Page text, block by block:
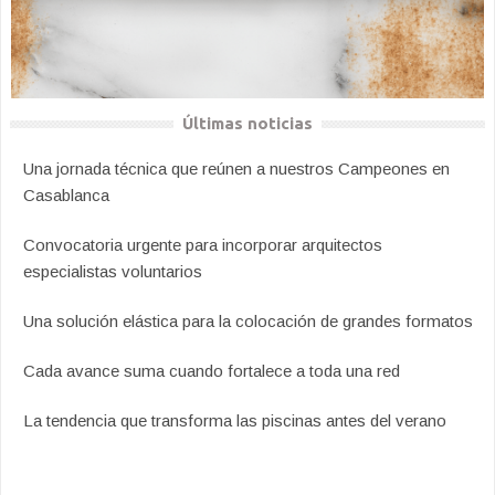
Últimas noticias
Una jornada técnica que reúnen a nuestros Campeones en
Casablanca
Convocatoria urgente para incorporar arquitectos
especialistas voluntarios
Una solución elástica para la colocación de grandes formatos
Cada avance suma cuando fortalece a toda una red
La tendencia que transforma las piscinas antes del verano